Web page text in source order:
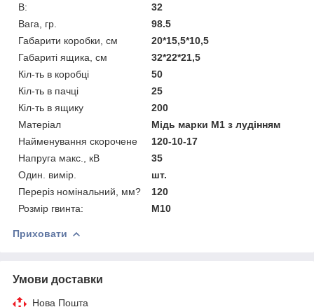
В:
32
Вага, гр.
98.5
Габарити коробки, см
20*15,5*10,5
Габариті ящика, см
32*22*21,5
Кіл-ть в коробці
50
Кіл-ть в пачці
25
Кіл-ть в ящику
200
Матеріал
Мідь марки М1 з лудінням
Найменування скорочене
120-10-17
Напруга макс., кВ
35
Один. вимір.
шт.
Переріз номінальний, мм?
120
Розмір гвинта:
М10
Приховати
Умови доставки
Нова Пошта